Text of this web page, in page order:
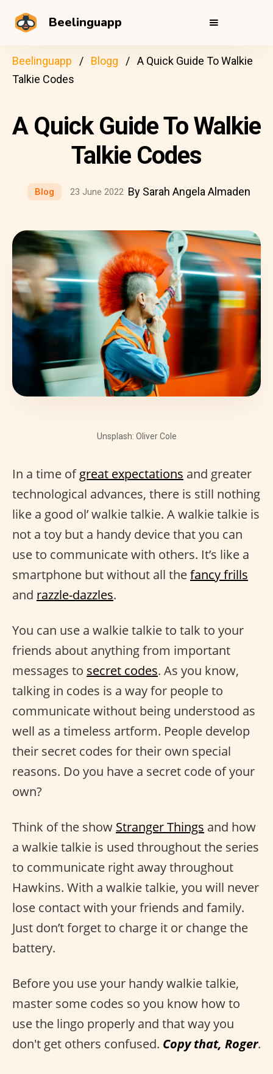
Beelinguapp
Beelinguapp Blogg
A Quick Guide To Walkie
Talkie Codes
A Quick Guide To Walkie
Talkie Codes
Blog 23 June 2022 By Sarah Angela Almaden
Unsplash: Oliver Cole
In a time ofgreat expectations and greater
technological advances, there is still nothing
like a good ol’ walkie talkie. A walkie talkie is
not a toy but a handy device that you can
use to communicate with others. It’s like a
smartphone but without all thefancy frills
and razzle-dazzles.
You can use a walkie talkie to talk to your
friends about anything from important
messages to secret codes. As you know,
talking in codes is a way for people to
communicate without being understood as
well as a timeless artform. People develop
their secret codes for their own special
reasons. Do you have a secret code of your
own?
Think of the show Stranger Things and how
a walkie talkie is used throughout the series
to communicate right away throughout
Hawkins. With a walkie talkie, you will never
lose contact with your friends and family.
Just don’t forget to charge it or change the
battery.
Before you use your handy walkie talkie,
master some codes so you know how to
use the lingo properly and that way you
don't get others confused. Copy that, Roger.